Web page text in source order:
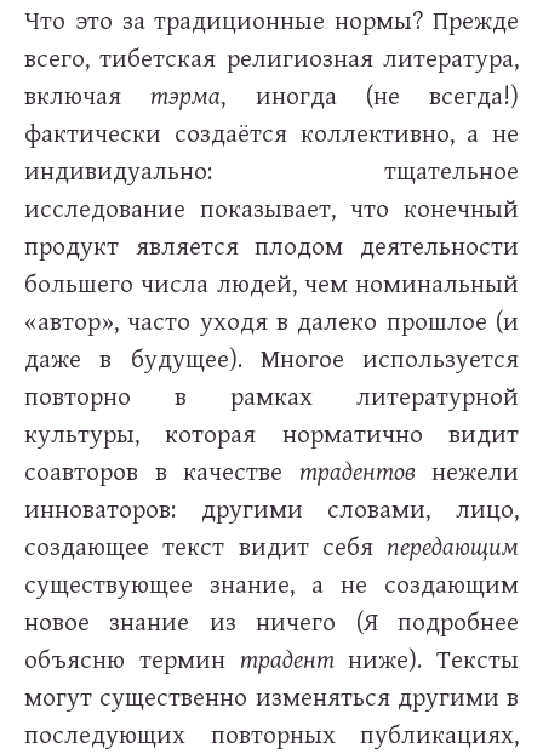
Что это за традиционные нормы? Прежде
всего, тибетская религиозная литература,
включаятэрма, иногда (не всегда!)
фактически создаётся коллективно, а не
индивидуально: тщательное
исследование показывает, что конечный
продукт является плодом деятельности
большего числа людей, чем номинальный
«автор», часто уходя в далеко прошлое (и
даже в будущее). Многое используется
повторно в рамках литературной
культуры, которая норматично видит
соавторов в качестве традентовнежели
инноваторов: другими словами, лицо,
создающее текст видит себя передающим
существующее знание, а не создающим
новое знание из ничего (Я подробнее
объясню термин традентниже). Тексты
могут существенно изменяться другими в
последующих повторных публикациях,